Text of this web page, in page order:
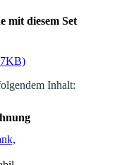
mit diesem Set
Inhalt: